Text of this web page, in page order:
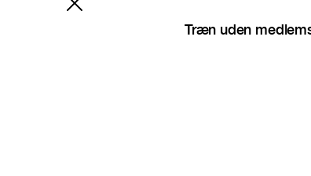
Træn uden